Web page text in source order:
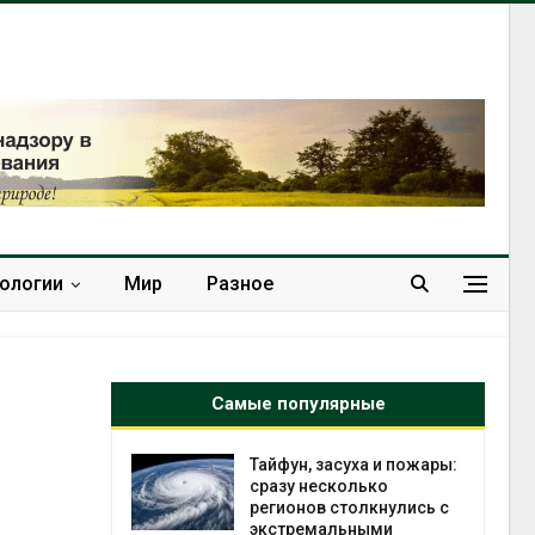
Мир Разное
Самые популярные
МЕГА и ВкусВилл
установили
экообменники для сбора
вторсырья